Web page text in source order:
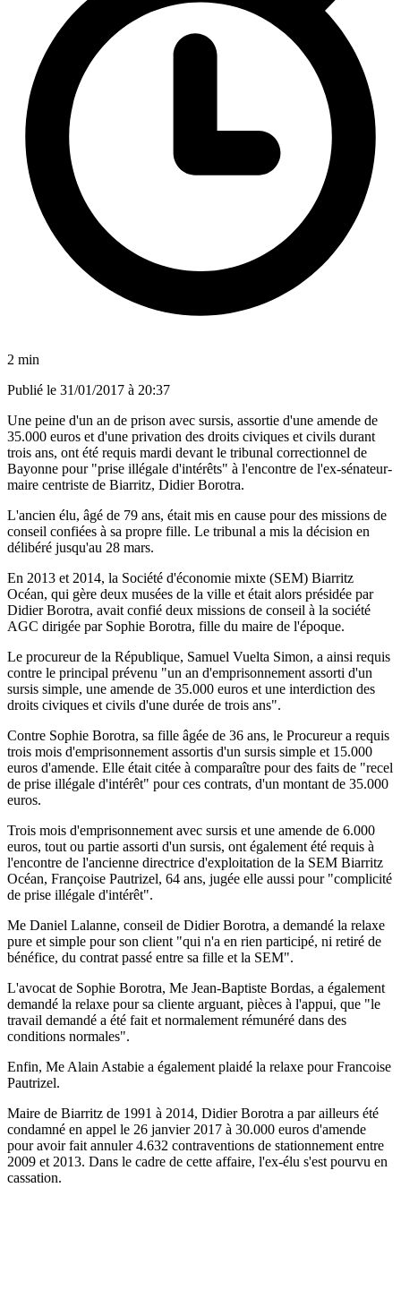
2 min
Publié le 31/01/2017 à 20:37
Une peine d'un an de prison avec sursis, assortie d'une amende de
35.000 euros et d'une privation des droits civiques et civils durant
trois ans, ont été requis mardi devant le tribunal correctionnel de
Bayonne pour "prise illégale d'intérêts" à l'encontre de l'ex-sénateur-
maire centriste de Biarritz, Didier Borotra.
L'ancien élu, âgé de 79 ans, était mis en cause pour des missions de
conseil confiées à sa propre fille. Le tribunal a mis la décision en
délibéré jusqu'au 28 mars.
En 2013 et 2014, la Société d'économie mixte (SEM) Biarritz
Océan, qui gère deux musées de la ville et était alors présidée par
Didier Borotra, avait confié deux missions de conseil à la société
AGC dirigée par Sophie Borotra, fille du maire de l'époque.
Le procureur de la République, Samuel Vuelta Simon, a ainsi requis
contre le principal prévenu "un an d'emprisonnement assorti d'un
sursis simple, une amende de 35.000 euros et une interdiction des
droits civiques et civils d'une durée de trois ans".
Contre Sophie Borotra, sa fille âgée de 36 ans, le Procureur a requis
trois mois d'emprisonnement assortis d'un sursis simple et 15.000
euros d'amende. Elle était citée à comparaître pour des faits de "recel
de prise illégale d'intérêt" pour ces contrats, d'un montant de 35.000
euros.
Trois mois d'emprisonnement avec sursis et une amende de 6.000
euros, tout ou partie assorti d'un sursis, ont également été requis à
l'encontre de l'ancienne directrice d'exploitation de la SEM Biarritz
Océan, Françoise Pautrizel, 64 ans, jugée elle aussi pour "complicité
de prise illégale d'intérêt".
Me Daniel Lalanne, conseil de Didier Borotra, a demandé la relaxe
pure et simple pour son client "qui n'a en rien participé, ni retiré de
bénéfice, du contrat passé entre sa fille et la SEM".
L'avocat de Sophie Borotra, Me Jean-Baptiste Bordas, a également
demandé la relaxe pour sa cliente arguant, pièces à l'appui, que "le
travail demandé a été fait et normalement rémunéré dans des
conditions normales".
Enfin, Me Alain Astabie a également plaidé la relaxe pour Francoise
Pautrizel.
Maire de Biarritz de 1991 à 2014, Didier Borotra a par ailleurs été
condamné en appel le 26 janvier 2017 à 30.000 euros d'amende
pour avoir fait annuler 4.632 contraventions de stationnement entre
2009 et 2013. Dans le cadre de cette affaire, l'ex-élu s'est pourvu en
cassation.